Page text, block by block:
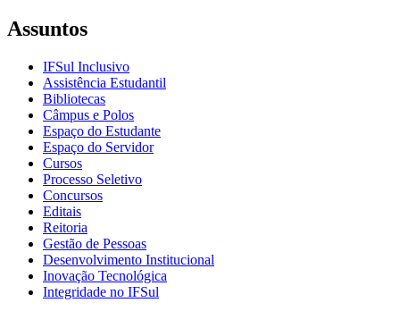
Assuntos
IFSul Inclusivo
Assistência Estudantil
Bibliotecas
Câmpus e Polos
Espaço do Estudante
Espaço do Servidor
Cursos
Processo Seletivo
Concursos
Editais
Reitoria
Gestão de Pessoas
Desenvolvimento Institucional
Inovação Tecnológica
Integridade no IFSul